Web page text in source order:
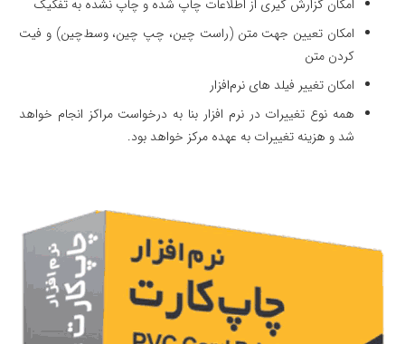
امکان گزارش گیری از اطلاعات چاپ شده و چاپ نشده به تفکیک
امکان تعیین جهت متن (راست چین، چپ چین، وسط‌چین) و فیت
کردن متن
امکان تغییر فیلد های نرم‌افزار
همه نوع تغییرات در نرم افزار بنا به درخواست مراکز انجام خواهد
شد و هزینه تغییرات به عهده مرکز خواهد بود.